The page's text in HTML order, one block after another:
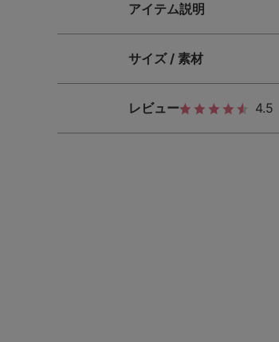
アイテム説明
サイズ / 素材
レビュー 4.5